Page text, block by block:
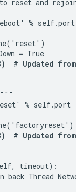
reset and rejoin
% self.port
= True
# Updated from
% self.port
# Updated from
timeout):
back Thread